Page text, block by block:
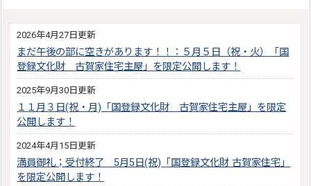
2026年4月27日更新
まだ午後の部に空きがあります！！：５月５日（祝・火）「国
登録文化財 古賀家住宅主屋」を限定公開します！
2025年9月30日更新
１１月３日(祝・月)「国登録文化財 古賀家住宅主屋」を限定
公開します！
2024年4月15日更新
満員御礼；受付終了 5月5日(祝)「国登録文化財 古賀家住宅」
を限定公開します！